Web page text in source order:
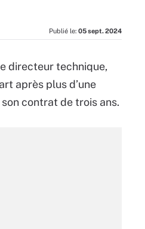
Publié le: 05 sept. 2024
directeur technique,
après plus d’une
contrat de trois ans.